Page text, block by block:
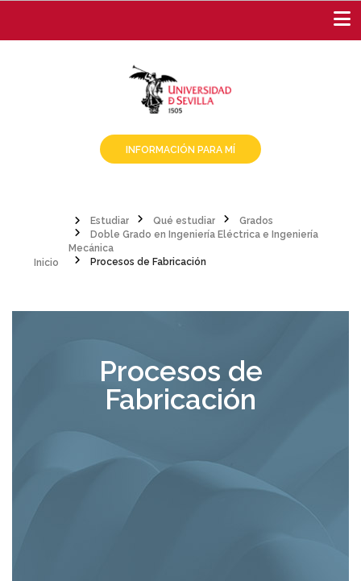
contenido
INFORMACIÓN PARA MÍ
Sobrescribir
enlaces
navegación
Estudiar Qué estudiar
Grados
Doble Grado en Ingeniería Eléctrica e Ingeniería
Mecánica
Procesos de Fabricación
Procesos de
Fabricación